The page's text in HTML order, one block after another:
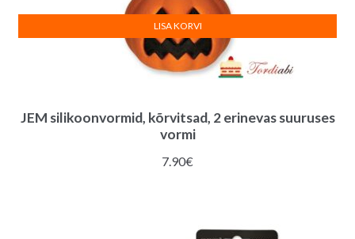
JEM silikoonvormid, kõrvitsad, 2 erinevas suuruses
vormi
7.90€
LISA KORVI